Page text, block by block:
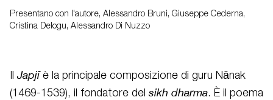
Presentano con l'autore, Alessandro Bruni, Giuseppe Cederna,
Cristina Delogu, Alessandro Di Nuzzo
IlJapjī è la principale composizione di guru Nānak
(1469-1539), il fondatore del sikh dharma. È il poema